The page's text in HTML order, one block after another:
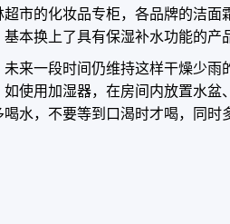
市的化妆品专柜，各品牌的洁面
本换上了具有保湿补水功能的产
来一段时间仍维持这样干燥少雨
使用加湿器，在房间内放置水盆
水，不要等到口渴时才喝，同时